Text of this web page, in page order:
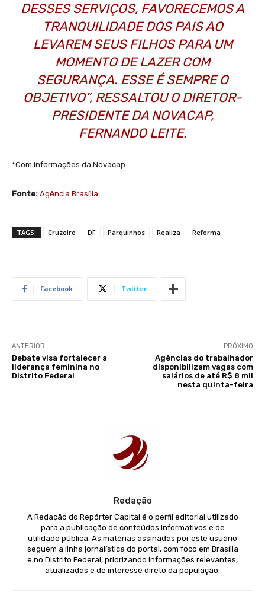
DESSES SERVIÇOS, FAVORECEMOS A
TRANQUILIDADE DOS PAIS AO
LEVAREM SEUS FILHOS PARA UM
MOMENTO DE LAZER COM
SEGURANÇA. ESSE É SEMPRE O
OBJETIVO”, RESSALTOU O DIRETOR-
PRESIDENTE DA NOVACAP,
FERNANDO LEITE.
*Com informações da Novacap
Fonte: Agência Brasília
TAGS: Cruzeiro DF Parquinhos Realiza Reforma
Facebook Twitter
ANTERIOR
Debate visa fortalecer a
liderança feminina no
Distrito Federal
PRÓXIMO
Agências do trabalhador
disponibilizam vagas com
salários de até R$ 8 mil
nesta quinta-feira
Redação
A Redação do Repórter Capital é o perfil editorial utilizado
para a publicação de conteúdos informativos e de
utilidade pública. As matérias assinadas por este usuário
seguem a linha jornalística do portal, com foco em Brasília
e no Distrito Federal, priorizando informações relevantes,
atualizadas e de interesse direto da população.